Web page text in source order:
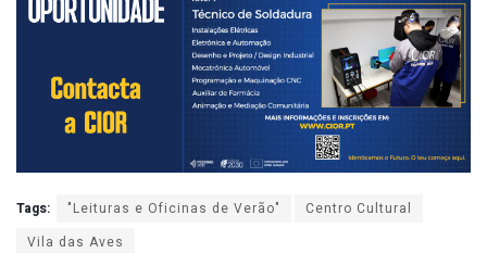
Tags: "Leituras e Oficinas de Verão"
Centro Cultural
Vila das Aves